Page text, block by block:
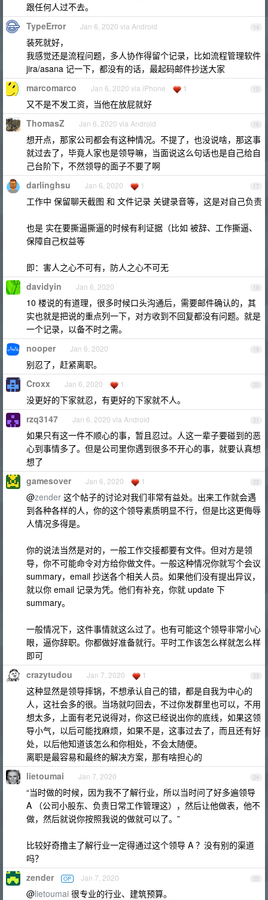
跟任何人过不去。
14
TypeError Jan 6, 2020 via Android
装死就好，
我感觉还是流程问题，多人协作得留个记录，比如流程管理软件
jira/asana 记一下，都没有的话，最起码邮件抄送大家
15
marcomarco Jan 6, 2020 via iPhone 1
又不是不发工资，当他在放屁就好
16
ThomasZ Jan 6, 2020 via Android
想开点，那家公司都会有这种情况。不提了，也没说啥，那这事
就过去了，毕竟人家也是领导嘛，当面说这么句话也是自己给自
己台阶下，不然领导的面子不要了啊
17
darlinghsu Jan 6, 2020 1
工作中 保留聊天截图 和 文件记录 关键录音等，这是对自己负责
也是 实在要撕逼撕逼的时候有利证据（比如 被辞、工作撕逼、
保障自己权益等
即：害人之心不可有，防人之心不可无
18
davidyin Jan 6, 2020
10 楼说的有道理，很多时候口头沟通后，需要邮件确认的，其
实也就是把说的重点列一下，对方收到不回复都没有问题。就是
一个记录，以备不时之需。
19
nooper Jan 6, 2020
别忍了，赶紧离职。
20
Croxx Jan 6, 2020 1
没更好的下家就忍，有更好的下家就不人。
21
rzq3147 Jan 6, 2020 via Android
如果只有这一件不顺心的事，暂且忍过。人这一辈子要碰到的恶
心到事情多了。但是公司里你遇到很多不开心的事，就要认真想
想了
22
gamesover Jan 6, 2020 1
@zender 这个帖子的讨论对我们非常有益处。出来工作就会遇
到各种各样的人，你的这个领导素质明显不行，但是比这更侮辱
人情况多得是。
你的说法当然是对的，一般工作交接都要有文件。但对方是领
导，你不可能命令对方给你做文件。一般这种情况你就写个会议
summary，email 抄送各个相关人员。如果他们没有提出异议，
就以你 email 记录为凭。他们有补充，你就 update 下
summary。
一般情况下，这件事情就这么过了。也有可能这个领导非常小心
眼，逼你辞职。你都做好准备就行。平时工作该怎么样就怎么样
即可
23
crazytudou Jan 7, 2020 1
这种显然是领导摔锅，不想承认自己的错，都是自我为中心的
人，这社会多的很。当场就叼回去，不过你发群里也可以，不用
想太多，上面有老兄说得对，你这已经说出你的底线，如果这领
导小气，以后可能找麻烦，如果不是，这事过去了，而且还有好
处，以后他知道该怎么和你相处，不会太随便。
离职是最容易和最终的解决方案，那有啥担心的
24
lietoumai Jan 7, 2020
“当时做的时候，因为我不了解行业，所以当时问了好多遍领导
A （公司小股东、负责日常工作管理这），然后让他做表，他不
做，然后就说你按照我说的做就可以了。”
比较好奇撸主了解行业一定得通过这个领导 A ？没有别的渠道
吗？
25
zender OP Jan 7, 2020
@lietoumai 很专业的行业、建筑预算。